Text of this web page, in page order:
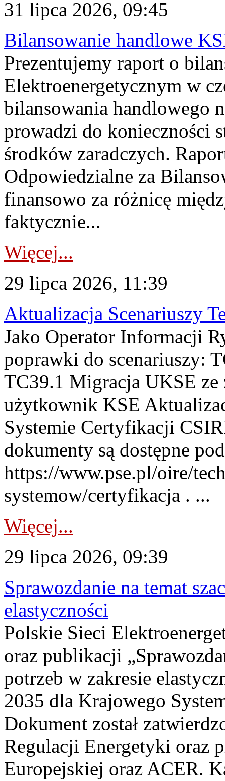
31 lipca 2026, 09:45
Bilansowanie handlowe
Prezentujemy raport o
Elektroenergetycznym w
bilansowania handlowego
prowadzi do konieczności
środków zaradczych.
Odpowiedzialne za
finansowo za różnicę
faktycznie...
Więcej...
29 lipca 2026, 11:39
Aktualizacja Scenariuszy
Jako Operator Informacji
poprawki do scenariuszy:
TC39.1 Migracja UKSE
użytkownik KSE
Systemie Certyfikacji
dokumenty są dostępne
https://www.pse.pl/oire/
systemow/certyfikacja . ...
Więcej...
29 lipca 2026, 09:39
Sprawozdanie na temat
elastyczności
Polskie Sieci
oraz publikacji
potrzeb w zakresie
2035 dla Krajowego
Dokument został
Regulacji Energetyki oraz
Europejskiej oraz ACER.